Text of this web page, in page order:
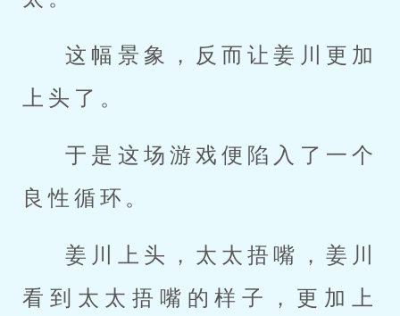
这幅景象，反而让姜川更加
上头了。
于是这场游戏便陷入了一个
良性循环。
姜川上头，太太捂嘴，姜川
看到太太捂嘴的样子，更加上